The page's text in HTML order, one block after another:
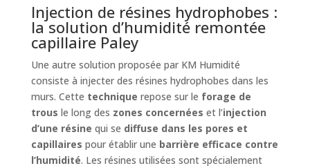
Injection de résines hydrophobes :
la solution d’humidité remontée
capillaire Paley
Une autre solution proposée par KM Humidité
consiste à injecter des résines hydrophobes dans les
murs. Cette technique repose sur le forage de
trous le long des zones concernées et l’injection
d’une résine qui se diffuse dans les pores et
capillaires pour établir une barrière efficace contre
l’humidité. Les résines utilisées sont spécialement